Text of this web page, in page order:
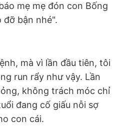
mẹ mẹ đón con Bống
đỡ bận nhé".
mà vì lần đầu tiên, tôi
run rẩy như vậy. Lần
không trách móc chỉ
đang cố giấu nỗi sợ
con cái.